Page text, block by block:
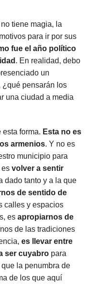
tiene magia, la
para ir por sus
fue el año político
. En realidad, debo
un
¿qué pensarán los
una ciudad a media
esta forma. Esta no es
armenios. Y no es
municipio para
es volver a sentir
dado tanto y a la que
de sentido de
calles y espacios
es apropiarnos de
de las tradiciones
es llevar entre
ser cuyabro para
la penumbra de
de los que aquí